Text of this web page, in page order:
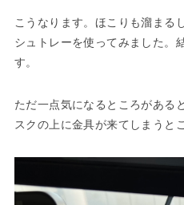
こうなります。ほこりも溜まる
シュトレーを使ってみました。
す。
ただ一点気になるところがある
スクの上に金具が来てしまうと